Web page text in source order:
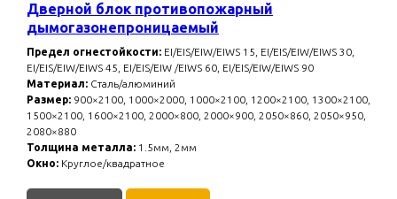
Дверной блок противопожарный
дымогазонепроницаемый
Предел огнестойкости: EI/EIS/EIW/EIWS 15, EI/EIS/EIW/EIWS 30,
EI/EIS/EIW/EIWS 45, EI/EIS/EIW /EIWS 60, EI/EIS/EIW/EIWS 90
Материал: Сталь/алюминий
Размер: 900×2100, 1000×2000, 1000×2100, 1200×2100, 1300×2100,
1500×2100, 1600×2100, 2000×800, 2000×900, 2050×860, 2050×950,
2080×880
Толщина металла: 1.5мм, 2мм
Окно: Круглое/квадратное